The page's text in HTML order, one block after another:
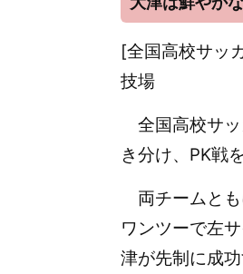
[全国高校サッ
技場
全国高校サッ
き分け、 PK戦
両チームとも
ワンツーで左
津が先制に成功